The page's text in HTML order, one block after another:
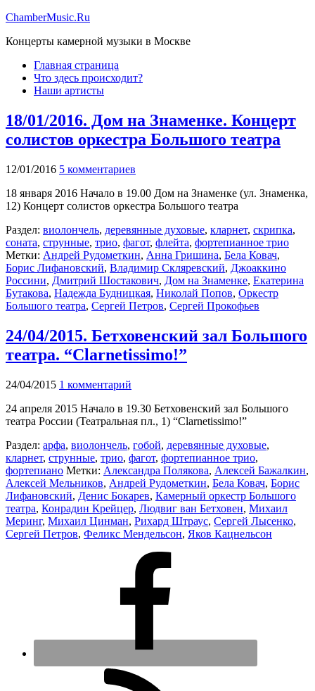
ChamberMusic.Ru
Концерты камерной музыки в Москве
Главная страница
Что здесь происходит?
Наши артисты
18/01/2016. Дом на Знаменке. Концерт
солистов оркестра Большого театра
12/01/2016 5 комментариев
18 января 2016 Начало в 19.00 Дом на Знаменке (ул. Знаменка,
12) Концерт солистов оркестра Большого театра
Раздел: виолончель, деревянные духовые, кларнет, скрипка,
соната, струнные, трио, фагот, флейта, фортепианное трио
Метки: Андрей Рудометкин, Анна Гришина, Бела Ковач,
Борис Лифановский, Владимир Скляревский, Джоаккино
Россини, Дмитрий Шостакович, Дом на Знаменке, Екатерина
Бутакова, Надежда Будницкая, Николай Попов, Оркестр
Большого театра, Сергей Петров, Сергей Прокофьев
24/04/2015. Бетховенский зал Большого
театра. “Clarnetissimo!”
24/04/2015 1 комментарий
24 апреля 2015 Начало в 19.30 Бетховенский зал Большого
театра России (Театральная пл., 1) “Clarnetissimo!”
Раздел: арфа, виолончель, гобой, деревянные духовые,
кларнет, струнные, трио, фагот, фортепианное трио,
фортепиано Метки: Александра Полякова, Алексей Бажалкин,
Алексей Мельников, Андрей Рудометкин, Бела Ковач, Борис
Лифановский, Денис Бокарев, Камерный оркестр Большого
театра, Конрадин Крейцер, Людвиг ван Бетховен, Михаил
Меринг, Михаил Цинман, Рихард Штраус, Сергей Лысенко,
Сергей Петров, Феликс Мендельсон, Яков Кацнельсон